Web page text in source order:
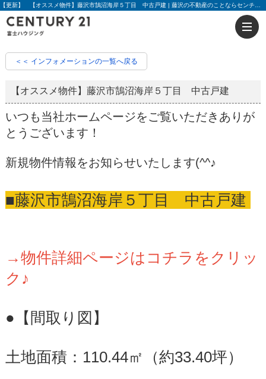
＜＜ インフォメーションの一覧へ戻る
【オススメ物件】藤沢市鵠沼海岸５丁目 中古戸建
いつも当社ホームページをご覧いただきありが
とうございます！
新規物件情報をお知らせいたします(^^♪
■藤沢市鵠沼海岸５丁目 中古戸建
→物件詳細ページはコチラをクリッ
ク♪
●【間取り図】
土地面積：110.44㎡（約33.40坪）